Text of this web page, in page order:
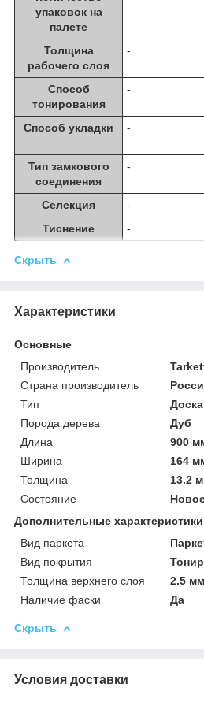
упаковок на
палете
Толщина
рабочего слоя
-
Способ
тонирования
-
Способ укладки -
Тип замкового
соединения
-
Селекция -
Тиснение
-
Скрыть
Характеристики
Основные
Производитель
Страна производитель
Тип
Доска
Порода дерева
Дуб
Длина
900
Ширина
164
Толщина
13.2
Состояние
Дополнительные характеристики
Вид паркета
Вид покрытия
Толщина верхнего слоя
2.5 мм
Наличие фаски
Да
Скрыть
Условия доставки